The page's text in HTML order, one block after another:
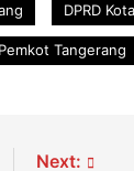
DPRD
Pemkot Tangerang
Next: